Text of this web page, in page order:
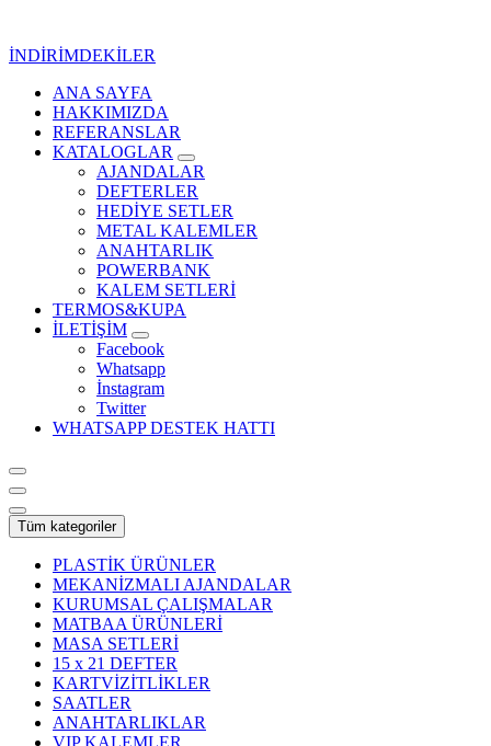
İNDİRİMDEKİLER
Kurumsal Promosyon-Hediyelik
ANA SAYFA
HAKKIMIZDA
REFERANSLAR
KATALOGLAR
AJANDALAR
DEFTERLER
HEDİYE SETLER
METAL KALEMLER
ANAHTARLIK
POWERBANK
KALEM SETLERİ
TERMOS&KUPA
İLETİŞİM
Facebook
Whatsapp
İnstagram
Twitter
WHATSAPP DESTEK HATTI
Tüm kategoriler
PLASTİK ÜRÜNLER
MEKANİZMALI AJANDALAR
KURUMSAL ÇALIŞMALAR
MATBAA ÜRÜNLERİ
MASA SETLERİ
15 x 21 DEFTER
KARTVİZİTLİKLER
SAATLER
ANAHTARLIKLAR
VIP KALEMLER